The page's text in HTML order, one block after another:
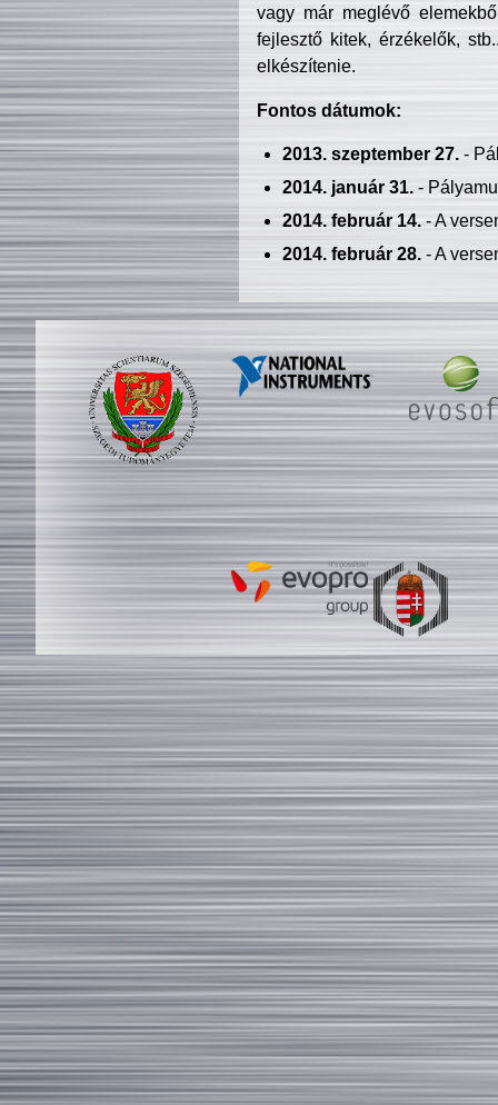
vagy már meglévő
fejlesztő kitek, érzékelők,
elkészítenie.
Fontos dátumok:
2013. szeptember 27.-
2014. január 31.-
2014. február 14.- A
2014. február 28.- A